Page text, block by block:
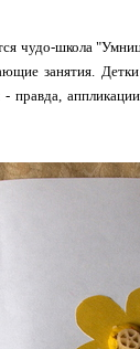
чудо-школа
занятия.
- правда,